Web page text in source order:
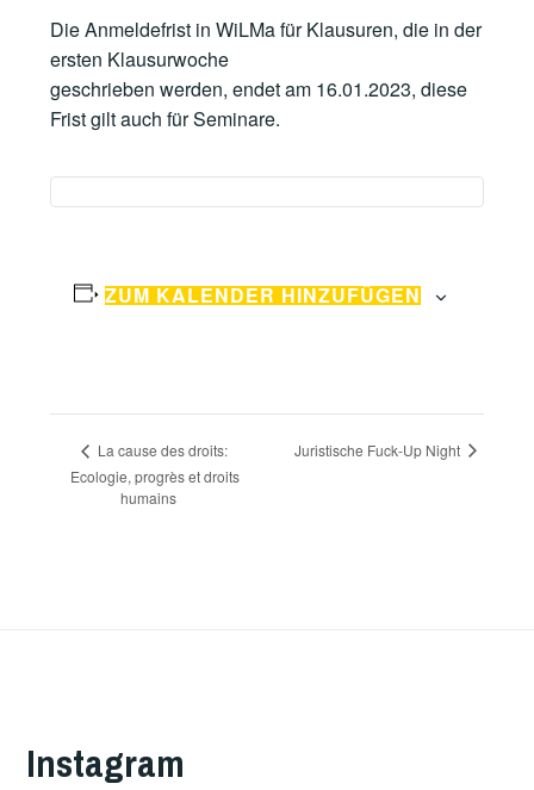
Die Anmeldefrist in WiLMa für Klausuren, die in der
ersten Klausurwoche
geschrieben werden, endet am 16.01.2023, diese
Frist gilt auch für Seminare.
ZUM KALENDER HINZUFÜGEN
Veranstaltung-
Navigation
La cause des droits:
Ecologie, progrès et droits
humains
Juristische Fuck-Up Night
Instagram